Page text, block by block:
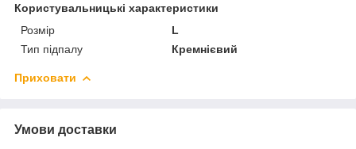
Користувальницькі характеристики
Розмір
L
Тип підпалу
Кремнієвий
Приховати
Умови доставки